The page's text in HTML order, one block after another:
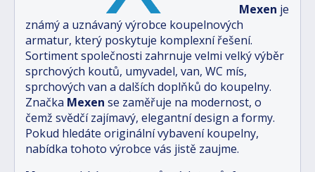
Mexen je
známý a uznávaný výrobce koupelnových
armatur, který poskytuje komplexní řešení.
Sortiment společnosti zahrnuje velmi velký výběr
sprchových koutů, umyvadel, van, WC mís,
sprchových van a dalších doplňků do koupelny.
Značka Mexen se zaměřuje na modernost, o
čemž svědčí zajímavý, elegantní design a formy.
Pokud hledáte originální vybavení koupelny,
nabídka tohoto výrobce vás jistě zaujme.